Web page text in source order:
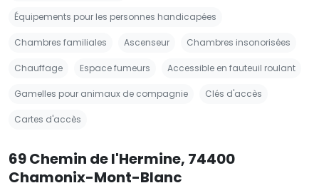
Équipements pour les personnes handicapées
Chambres familiales Ascenseur Chambres insonorisées
Chauffage Espace fumeurs Accessible en fauteuil roulant
Gamelles pour animaux de compagnie Clés d'accès
Cartes d'accès
69 Chemin de l'Hermine, 74400
Chamonix-Mont-Blanc